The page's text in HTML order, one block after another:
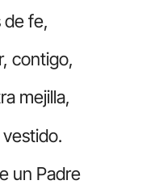
de fe,
contigo,
mejilla,
un Padre